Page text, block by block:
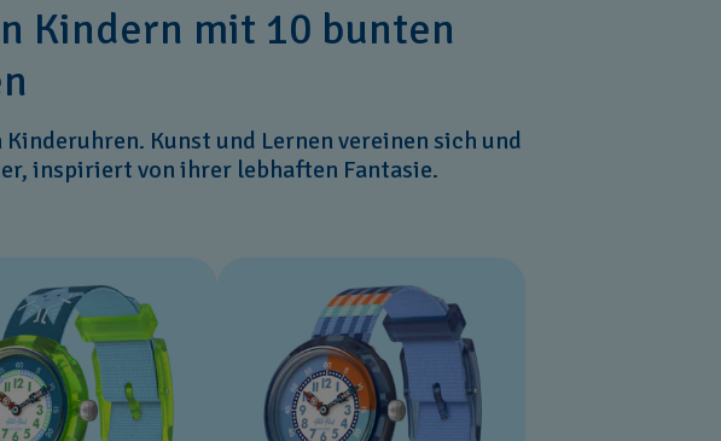
Kindern mit 10 bunten
Kunst und Lernen vereinen sich und
inspiriert von ihrer lebhaften Fantasie.